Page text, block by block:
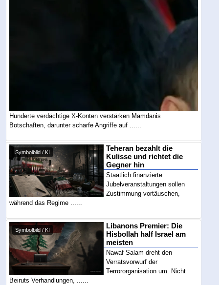
Hunderte verdächtige X-Konten verstärken Mamdanis
Botschaften, darunter scharfe Angriffe auf ......
Symbolbild / KI
Teheran bezahlt die
Kulisse und richtet die
Gegner hin
Staatlich finanzierte
Jubelveranstaltungen sollen
Zustimmung vortäuschen,
während das Regime ......
Symbolbild / KI
Libanons Premier: Die
Hisbollah half Israel am
meisten
Nawaf Salam dreht den
Verratsvorwurf der
Terrororganisation um. Nicht
Beiruts Verhandlungen, ......